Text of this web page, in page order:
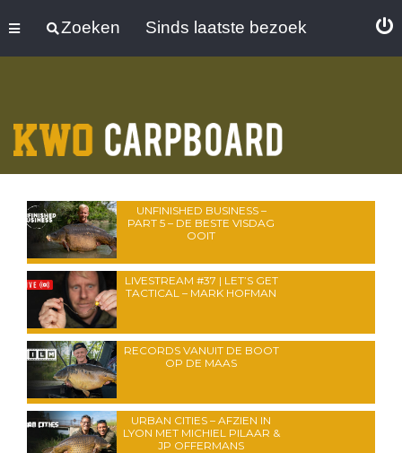
Zoeken Sinds laatste bezoek
UNFINISHED BUSINESS –
PART 5 – DE BESTE VISDAG
OOIT
LIVESTREAM #37 | LET’S GET
TACTICAL – MARK HOFMAN
RECORDS VANUIT DE BOOT
OP DE MAAS
URBAN CITIES – AFZIEN IN
LYON MET MICHIEL PILAAR &
JP OFFERMANS